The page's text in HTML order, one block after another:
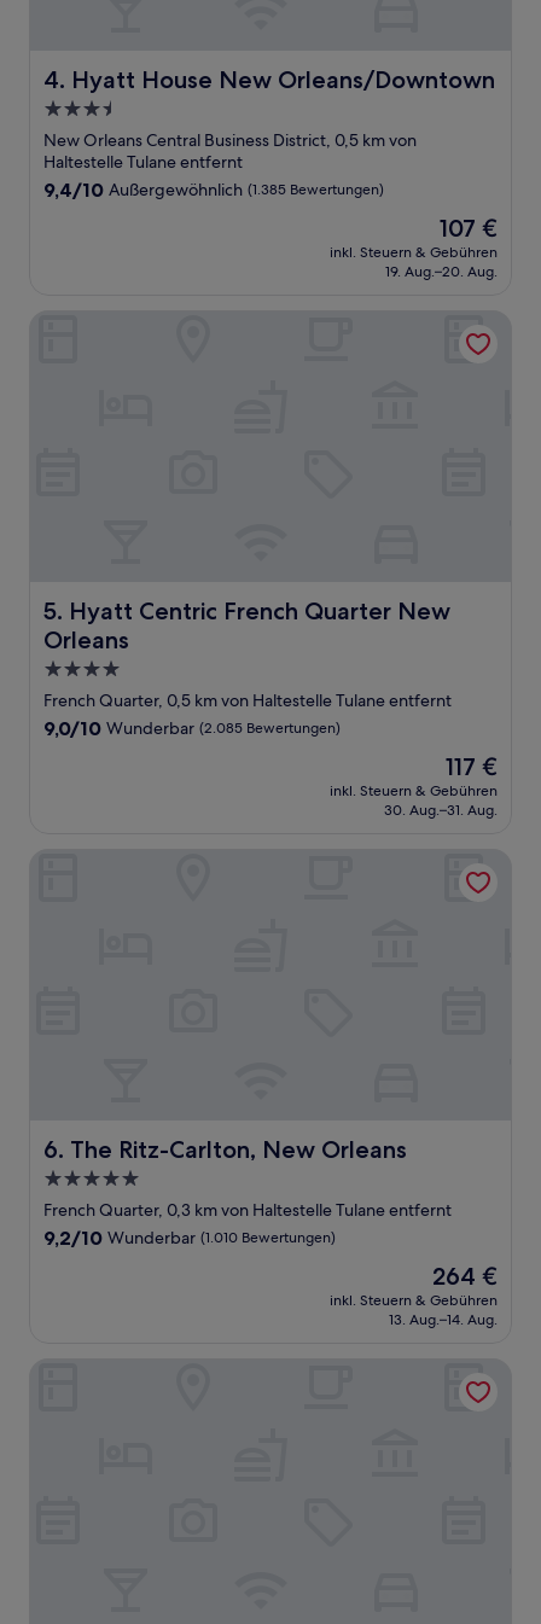
4. Hyatt House New Orleans/Downtown
Hyatt House New Orleans/Downtown
3.5-
Sterne-
Unterkunft
New Orleans Central Business District, 0,5 km von
Haltestelle Tulane entfernt
9.4
9,4/10 Außergewöhnlich (1.385 Bewertungen)
Der
Preis
beträgt
107 €
inkl. Steuern & Gebühren
19. Aug.–20. Aug.
5. Hyatt Centric French Quarter New
Orleans
Hyatt Centric French Quarter New Orleans
4.0-
Sterne-
Unterkunft
French Quarter, 0,5 km von Haltestelle Tulane entfernt
9.0
9,0/10 Wunderbar (2.085 Bewertungen)
Der
Preis
beträgt
117 €
inkl. Steuern & Gebühren
30. Aug.–31. Aug.
6. The Ritz-Carlton, New Orleans
The Ritz-Carlton, New Orleans
5.0-
Sterne-
Unterkunft
French Quarter, 0,3 km von Haltestelle Tulane entfernt
9.2
9,2/10 Wunderbar (1.010 Bewertungen)
Der
Preis
beträgt
264 €
inkl. Steuern & Gebühren
13. Aug.–14. Aug.
Holiday Inn FRENCH QUARTER-CHATEAU LEMOYNE by